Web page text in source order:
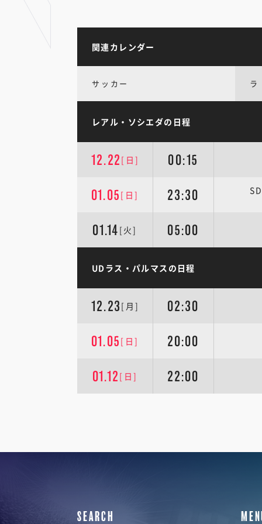
関連カレンダー
サッカー ラ
レアル・ソシエダの日程
12.22 [日] 00:15
01.05 [日] 23:30
01.14 [火] 05:00
UDラス・パルマスの日程
12.23 [月] 02:30
01.05 [日] 20:00
01.12 [日] 22:00
SEARCH